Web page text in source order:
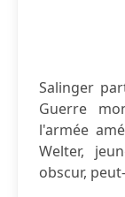
Salinger
Guerre
l'armée
Welter,
obscur,